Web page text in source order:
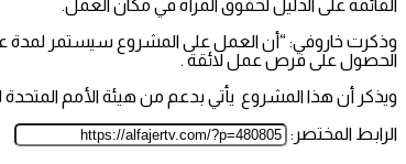
القائمة على الدليل لحقوق المرأة في مكان العمل.
وذكرت خاروفي: “أن العمل على المشروع سيستمر لمدة
الحصول على فرص عمل لائقة .
ويذكر أن هذا المشروع يأتي بدعم من هيئة الأمم المتحدة
الرابط المختصر: